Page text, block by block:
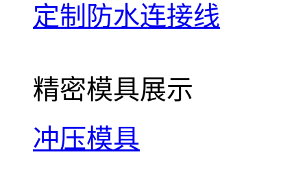
定制防水连接线
精密模具展示
冲压模具